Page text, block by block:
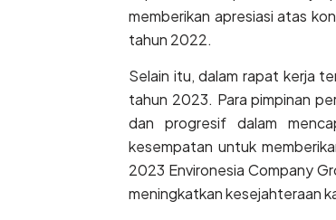
memberikan apresiasi atas
tahun 2022.
Selain itu, dalam rapat kerja
tahun 2023. Para pimpinan
dan progresif dalam
kesempatan untuk
2023 Environesia Company
meningkatkan kesejahteraan